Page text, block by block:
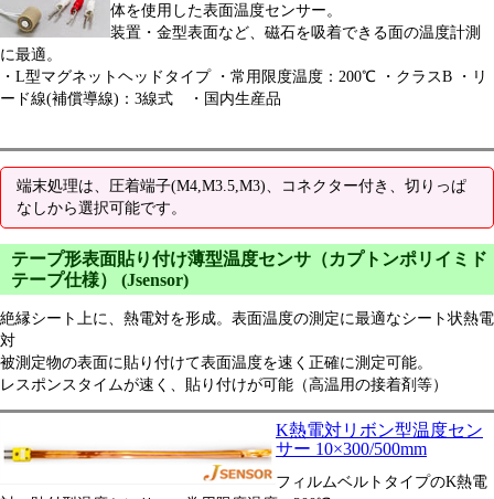
体を使用した表面温度センサー。
装置・金型表面など、磁石を吸着できる面の温度計測
に最適。
・L型マグネットヘッドタイプ ・常用限度温度：200℃ ・クラスB ・リ
ード線(補償導線)：3線式 ・国内生産品
端末処理は、圧着端子(M4,M3.5,M3)、コネクター付き、切りっぱ
なしから選択可能です。
テープ形表面貼り付け薄型温度センサ（カプトンポリイミド
テープ仕様） (Jsensor)
絶縁シート上に、熱電対を形成。表面温度の測定に最適なシート状熱電
対
被測定物の表面に貼り付けて表面温度を速く正確に測定可能。
レスポンスタイムが速く、貼り付けが可能（高温用の接着剤等）
K熱電対リボン型温度セン
サー 10×300/500mm
フィルムベルトタイプのK熱電